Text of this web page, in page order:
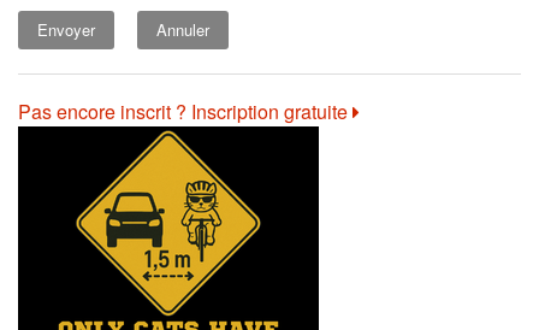
Annuler
Pas encore inscrit ? Inscription gratuite